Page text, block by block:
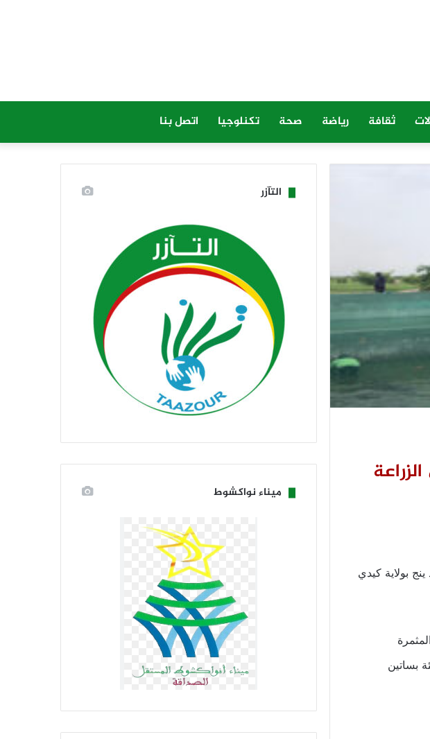
ثقافة رياضة صحة تكنلوجيا اتصل بنا
بولاية كيدي
بساتين
التآزر
ميناء نواكشوط